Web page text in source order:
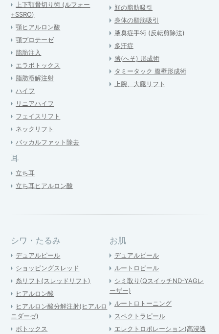
上下顎骨切り術 (ルフォー
+SSRO)
顎ヒアルロン酸
顎プロテーゼ
脂肪注入
エラボトックス
脂肪溶解注射
ハイフ
リニアハイフ
フェイスリフト
ネックリフト
バッカルファット除去
耳
立ち耳
立ち耳ヒアルロン酸
顔の脂肪吸引
身体の脂肪吸引
腋臭症手術 (反転剪除法)
多汗症
臍(へそ) 形成術
タミータック 腹壁形成術
上腕、大腿リフト
シワ・たるみ
デュアルピール
ショッピングスレッド
糸リフト(スレッドリフト)
ヒアルロン酸
ヒアルロン酸分解注射(ヒアルロ
ニダーゼ)
ボトックス
お肌
デュアルピール
ルートロピール
シミ取り(QスイッチND-YAGレ
ーザー)
ルートロトーニング
スペクトラピール
エレクトロポレーション(高浸透